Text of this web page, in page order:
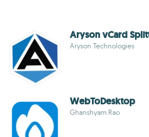
Aryson vCard
Aryson Technologies
WebToDesktop
Ghanshyam Rao